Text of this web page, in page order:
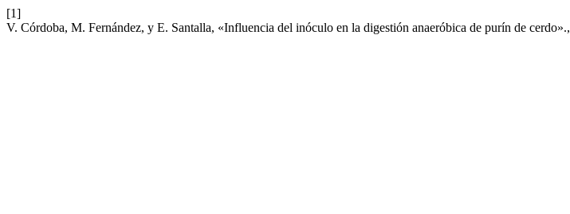
[1]
V. Córdoba, M. Fernández, y E. Santalla, «Influencia del inóculo en la digestión anaeróbica de purín de cerdo».,